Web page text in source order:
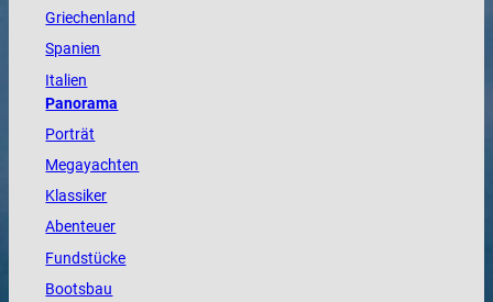
Griechenland
Spanien
Italien
Panorama
Porträt
Megayachten
Klassiker
Abenteuer
Fundstücke
Bootsbau